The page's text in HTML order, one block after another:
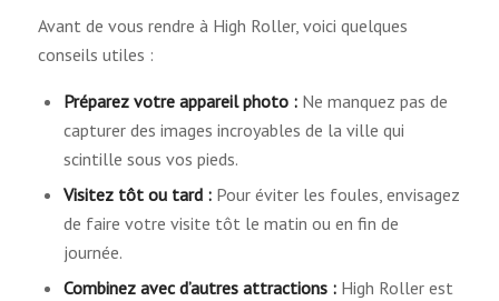
Avant de vous rendre à High Roller, voici quelques
conseils utiles :
Préparez votre appareil photo :Ne manquez pas de
capturer des images incroyables de la ville qui
scintille sous vos pieds.
Visitez tôt ou tard :Pour éviter les foules, envisagez
de faire votre visite tôt le matin ou en fin de
journée.
Combinez avec d’autres attractions :High Roller est